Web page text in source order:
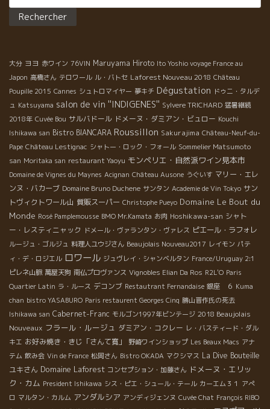
大分 ヨヨ 赤ワイン 76VIN Maruyama Hiroto Ito Yoshio voyage France au
Japon 高橋さん テロワール ル・バトセ Laforest Nouveau 2018 Château
Poupille 2015 Cannes シュトロマイヤー 夢キチ Dégustation ドゥニ・タルデ
ュ Katsuyama salon de vin ''INDIGENES'' Sylvere TRICHARD 猛暑継続
2018年 Cuvée Bou サルバドール ドメーヌ・ダミアン・ビュロー Kouchi
Ishikawa san Bistro BIANCARA Roussillon Sakurajima Château-Neuf-du-
Pape Château Lestignac シャトー・ロック・フォール Sommelier Matsumoto
san Moritaka san restaurant Yaoyu モンペリエ・自然派ワイン見本市
Domaine de Vignes du Maynes Acignan Château Ausone うぐいす マリー・エレ
ンヌ・バカーブ Domaine Bruno Duchene サンタン Academie de Vin Tokyo サン
トヴィクトワール山 質販スーパー Christophe Pueyo Domaine Le Bout du
Monde Rosé Pamplemousse BMO Mr.Kamata お肉 Hoshikawa-san シャト
ー・レスティニャック ドメール・ヴァランタン・ヴァレス ピエール・ラフォレ
ルージュ・ゴルジュ 料理人ユウジさん Beaujolais Nouveau2017 レイモン パテ
ィ・デ・ロジエル ロワール ジュヴレイ・シャンベルタン France/Uruguay 2:1
ピレネ山脈 萬屋天狗 南仏プロヴァンス Vignobles Elian Da Ros R2L'O Paris
Quartier Latin ラ・ルース デコンブ Restautrant Fernandaise 銀座 ６ Kuma
chan bistro YASABURO Paris restaurent Georges Cinq 勝山晋作氏の死去
Ishikawa san Cabernet-Franc モルゴン1997年ビンテージ 2018 Beaujolais
Nouveaux フラール・ルージュ ダミアン・コクレー レ・バスティード・ダル
キエ お好み焼き・きじ「さんて寛」 野崎ワインショップ Les Beaux Macs アナ
テム 飲み会 Vin de France 松岡さん Bistro OKADA マクシマス La Dive Bouteille
ユキさん Domaine Laforest コンセプション・加藤さん ドメーヌ・エリッ
ク・カム President Ishikawa シス・ピエ・シュール・テール カーエム３１ アぺ
ロ マルタン・カルム アンダルシア アンディジェンヌ Cuvée Chat François RIBO